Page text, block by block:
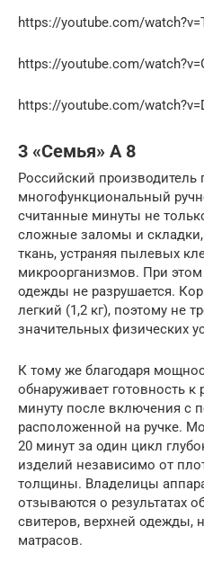
https://youtube.com/
https://youtube.com/
https://youtube.com/
3 «Семья» А 8
Российский производитель
многофункциональный
считанные минуты не
сложные заломы и
ткань, устраняя пылевых
микроорганизмов. При этом
одежды не разрушается.
легкий (1,2 кг), поэтому не
значительных физических
К тому же благодаря
обнаруживает готовность к
минуту после включения с
расположенной на ручке.
20 минут за один цикл
изделий независимо от
толщины. Владелицы
отзываются о результатах
свитеров, верхней одежды,
матрасов.